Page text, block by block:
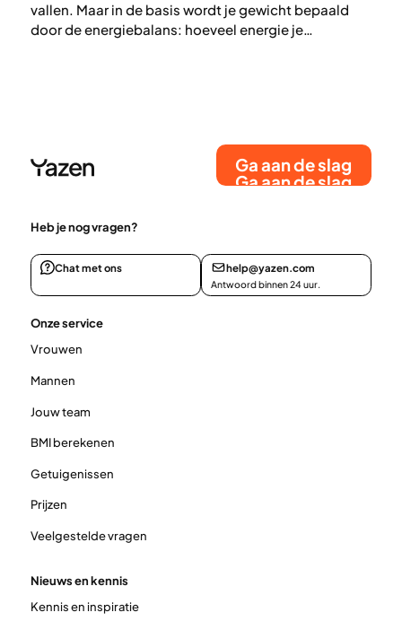
vallen. Maar in de basis wordt je gewicht bepaald
door de energiebalans: hoeveel energie je
Ga aan de slag
Ga aan de slag
Heb je nog vragen?
Chat met ons help@yazen.com
Antwoord binnen 24 uur.
Onze service
Vrouwen
Mannen
Jouw team
BMI berekenen
Getuigenissen
Prijzen
Veelgestelde vragen
Nieuws en kennis
Kennis en inspiratie